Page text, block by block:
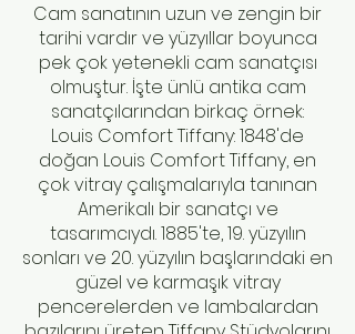
Cam sanatının uzun ve zengin bir
tarihi vardır ve yüzyıllar boyunca
pek çok yetenekli cam sanatçısı
olmuştur. İşte ünlü antika cam
sanatçılarından birkaç örnek:
Louis Comfort Tiffany: 1848'de
doğan Louis Comfort Tiffany, en
çok vitray çalışmalarıyla tanınan
Amerikalı bir sanatçı ve
tasarımcıydı. 1885'te, 19. yüzyılın
sonları ve 20. yüzyılın başlarındaki en
güzel ve karmaşık vitray
pencerelerden ve lambalardan